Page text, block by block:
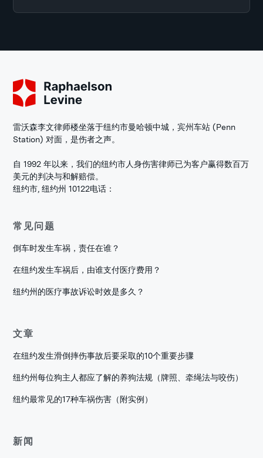
雷沃森李文律师楼坐落于纽约市曼哈顿中城，宾州车站 (Penn
Station) 对面，是伤者之声。
自 1992 年以来，我们的纽约市人身伤害律师已为客户赢得数百万
美元的判决与和解赔偿。
纽约市, 纽约州 10122电话：
常见问题
倒车时发生车祸，责任在谁？
在纽约发生车祸后，由谁支付医疗费用？
纽约州的医疗事故诉讼时效是多久？
文章
在纽约发生滑倒摔伤事故后要采取的10个重要步骤
纽约州每位狗主人都应了解的养狗法规（牌照、牵绳法与咬伤）
纽约最常见的17种车祸伤害（附实例）
新闻